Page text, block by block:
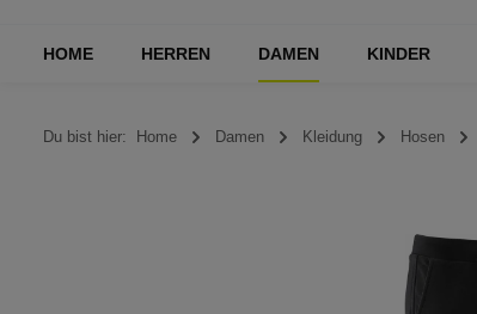
HOME HERREN DAMEN KINDER
Du bist hier: Home Damen Kleidung Hosen